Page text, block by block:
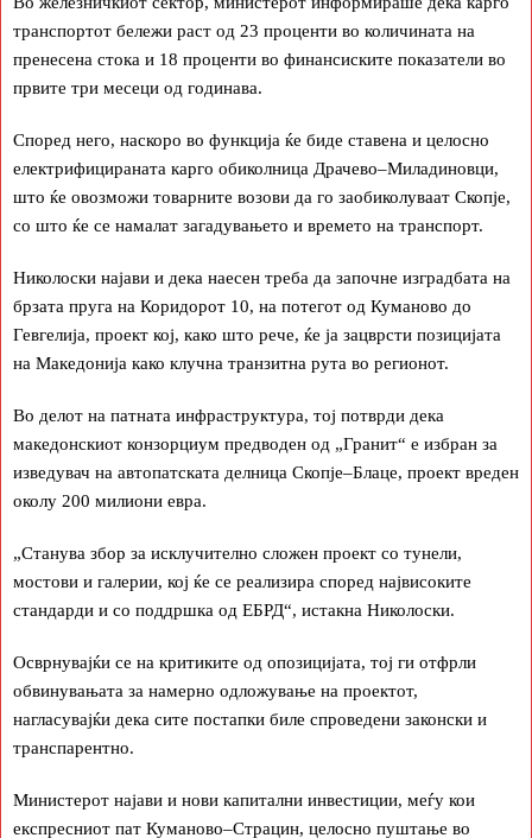
транспортот бележи раст од 23 проценти во количината на
пренесена стока и 18 проценти во финансиските показатели во
првите три месеци од годинава.
Според него, наскоро во функција ќе биде ставена и целосно
електрифицираната карго обиколница Драчево–Миладиновци,
што ќе овозможи товарните возови да го заобиколуваат Скопје,
со што ќе се намалат загадувањето и времето на транспорт.
Николоски најави и дека наесен треба да започне изградбата на
брзата пруга на Коридорот 10, на потегот од Куманово до
Гевгелија, проект кој, како што рече, ќе ја зацврсти позицијата
на Македонија како клучна транзитна рута во регионот.
Во делот на патната инфраструктура, тој потврди дека
македонскиот конзорциум предводен од „Гранит“ е избран за
изведувач на автопатската делница Скопје–Блаце, проект вреден
околу 200 милиони евра.
„Станува збор за исклучително сложен проект со тунели,
мостови и галерии, кој ќе се реализира според највисоките
стандарди и со поддршка од ЕБРД“, истакна Николоски.
Осврнувајќи се на критиките од опозицијата, тој ги отфрли
обвинувањата за намерно одложување на проектот,
нагласувајќи дека сите постапки биле спроведени законски и
транспарентно.
Министерот најави и нови капитални инвестиции, меѓу кои
експресниот пат Куманово–Страцин, целосно пуштање во